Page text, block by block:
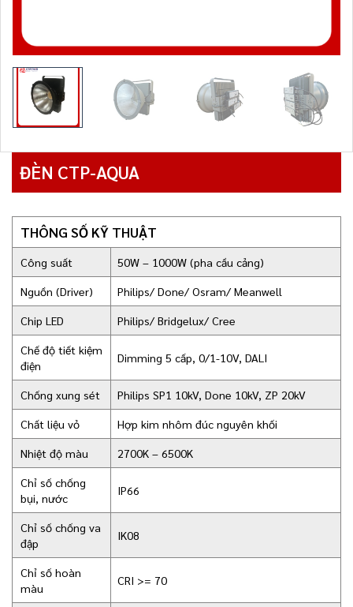
ĐÈN CTP-AQUA
THÔNG SỐ KỸ THUẬT
Công suất 50W – 1000W (pha cầu cảng)
Nguồn (Driver) Philips/ Done/ Osram/ Meanwell
Chip LED Philips/ Bridgelux/ Cree
Chế độ tiết kiệm
điện
Dimming 5 cấp, 0/1-10V, DALI
Chống xung sét Philips SP1 10kV, Done 10kV, ZP 20kV
Chất liệu vỏ Hợp kim nhôm đúc nguyên khối
Nhiệt độ màu 2700K – 6500K
Chỉ số chống
bụi, nước
IP66
Chỉ số chống va
đập
IK08
Chỉ số hoàn
màu
CRI >= 70